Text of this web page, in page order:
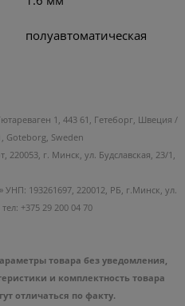
полуавтоматическая
1, 443 61, Гетеборг, Швеция /
Goteborg, Sweden
г. Минск, ул. Будславская, 23/1,
193261697, 220012, РБ, г.Минск, ул.
+375 29 200 04 70
товара без уведомления,
и комплектность товара
отличаться по факту.